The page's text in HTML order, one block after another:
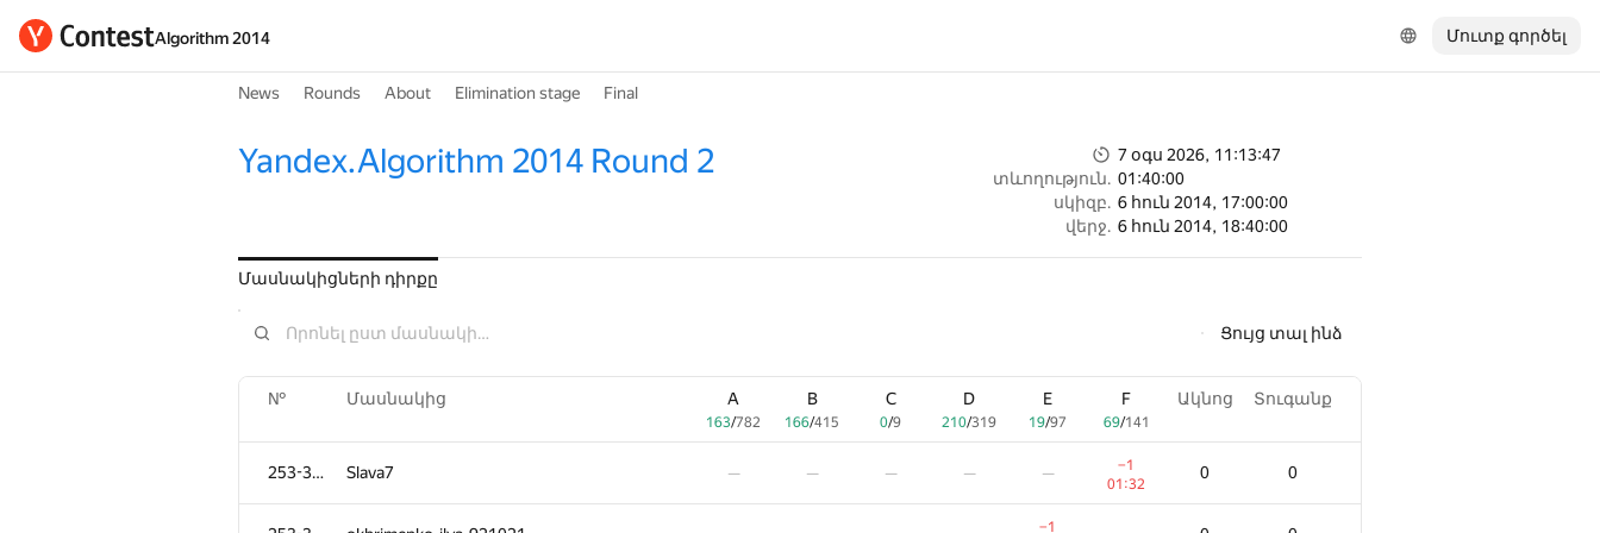
Algorithm 2014 Մուտք գործել
News Rounds About Elimination stage Final
Yandex.Algorithm 2014 Round 2
7 օգս 2026, 11:13:47
տևողություն. 01:40:00
սկիզբ. 6 հուն 2014, 17:00:00
վերջ. 6 հուն 2014, 18:40:00
Մասնակիցների դիրքը
Ցույց տալ ինձ
№ Մասնակից A
163/782
B
166/415
C
0/9
D
210/319
E
19/97
F
69/141
Ակնոց Տուգանք
253-356 Slava7 — — — — —
−1
01:32
0 0
−1
№ Մասնակից A
163/782
B
166/415
C
0/9
D
210/319
E
19/97
F
69/141
Ակնոց Տուգանք
253-356 Slava7 — — — — —
−1
01:32
0 0
−1